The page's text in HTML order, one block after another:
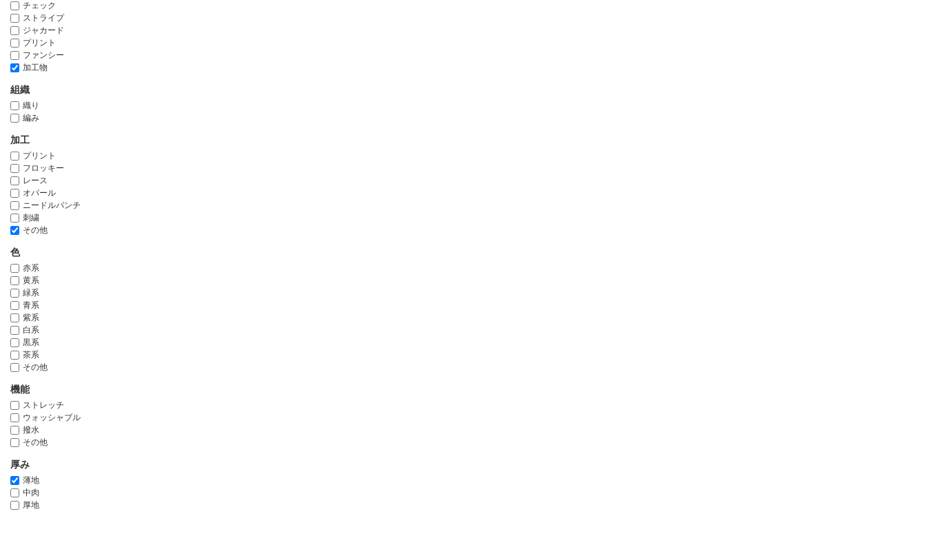
チェック
ストライプ
ジャカード
プリント
ファンシー
加工物
組織
織り
編み
加工
プリント
フロッキー
レース
オパール
ニードルパンチ
刺繍
その他
色
赤系
黄系
緑系
青系
紫系
白系
黒系
茶系
その他
機能
ストレッチ
ウォッシャブル
撥水
その他
厚み
薄地
中肉
厚地